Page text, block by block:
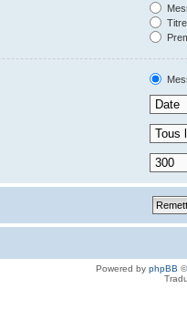
Powered by phpBB